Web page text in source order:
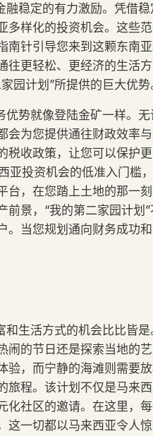
融稳定的有力激励。凭借
多样化的投资机会。这些
南针引导您来到这颗东南
往更轻松、更经济的生活
园计划”所提供的巨大优势
势就像登陆金矿一样。
会为您提供通往财政效率
收政策，让您可以保护
亚投资机会的低准入门槛
台，在您踏上土地的那一
景，“我的第二家园计划
当您规划通向财务成功和
生活方式的机会比比皆
闹的节日还是探索当地的
验，而宁静的海滩则需要
旅程。该计划不仅是马来
化社区的邀请。在这里，
这一切都以马来西亚令人